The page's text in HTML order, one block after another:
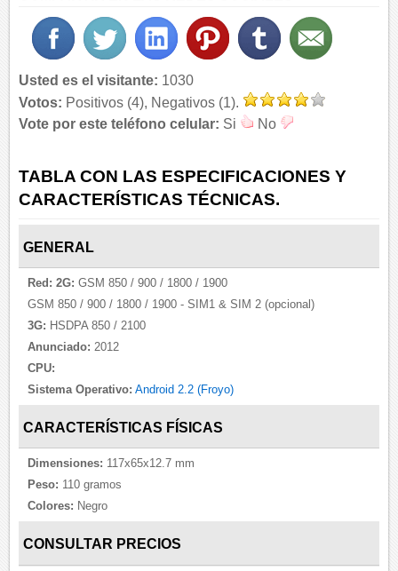
Usted es el visitante: 1030
Votos: Positivos (4), Negativos (1).
Vote por este teléfono celular: Si No
TABLA CON LAS ESPECIFICACIONES Y
CARACTERÍSTICAS TÉCNICAS.
GENERAL
Red: 2G: GSM 850 / 900 / 1800 / 1900
GSM 850 / 900 / 1800 / 1900 - SIM1 & SIM 2 (opcional)
3G: HSDPA 850 / 2100
Anunciado: 2012
CPU:
Sistema Operativo: Android 2.2 (Froyo)
CARACTERÍSTICAS FÍSICAS
Dimensiones: 117x65x12.7 mm
Peso: 110 gramos
Colores: Negro
CONSULTAR PRECIOS